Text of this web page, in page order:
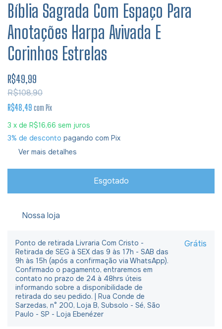
Bíblia Sagrada Com Espaço Para
Anotações Harpa Avivada E
Corinhos Estrelas
R$49,99
R$108,90
R$48,49 com Pix
3 x de R$16,66 sem juros
3% de desconto pagando com Pix
Ver mais detalhes
Nossa loja
Ponto de retirada Livraria Com Cristo -
Retirada de SEG à SEX das 9 às 17h - SAB das
9h às 15h (após a confirmação via WhatsApp).
Confirmado o pagamento, entraremos em
contato no prazo de 24 à 48hrs úteis
informando sobre a disponibilidade de
retirada do seu pedido. | Rua Conde de
Sarzedas, n° 200, Loja B, Subsolo - Sé, São
Paulo - SP - Loja Ebenézer
Grátis